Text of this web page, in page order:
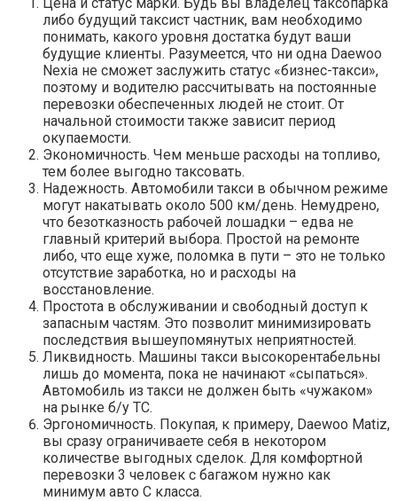
либо будущий таксист частник, вам необходимо
понимать, какого уровня достатка будут ваши
будущие клиенты. Разумеется, что ни одна Daewoo
Nexia не сможет заслужить статус «бизнес-такси»,
поэтому и водителю рассчитывать на постоянные
перевозки обеспеченных людей не стоит. От
начальной стоимости также зависит период
окупаемости.
Экономичность. Чем меньше расходы на топливо,
тем более выгодно таксовать.
Надежность. Автомобили такси в обычном режиме
могут накатывать около 500 км/день. Немудрено,
что безотказность рабочей лошадки – едва не
главный критерий выбора. Простой на ремонте
либо, что еще хуже, поломка в пути – это не только
отсутствие заработка, но и расходы на
восстановление.
Простота в обслуживании и свободный доступ к
запасным частям. Это позволит минимизировать
последствия вышеупомянутых неприятностей.
Ликвидность. Машины такси высокорентабельны
лишь до момента, пока не начинают «сыпаться».
Автомобиль из такси не должен быть «чужаком»
на рынке б/у ТС.
Эргономичность. Покупая, к примеру, Daewoo Matiz,
вы сразу ограничиваете себя в некотором
количестве выгодных сделок. Для комфортной
перевозки 3 человек с багажом нужно как
минимум авто С класса.